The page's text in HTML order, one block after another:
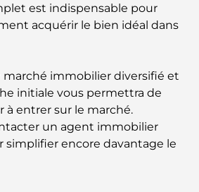
commerciaux de Dubaï pour
loisirs
: explorez le quartier le plus
Dubaï
aux Émirats arabes unis : un guide
intelligemment
est indispensable pour
acquérir le bien idéal dans
marché immobilier diversifié et
initiale vous permettra de
à entrer sur le marché.
un agent immobilier
simplifier encore davantage le